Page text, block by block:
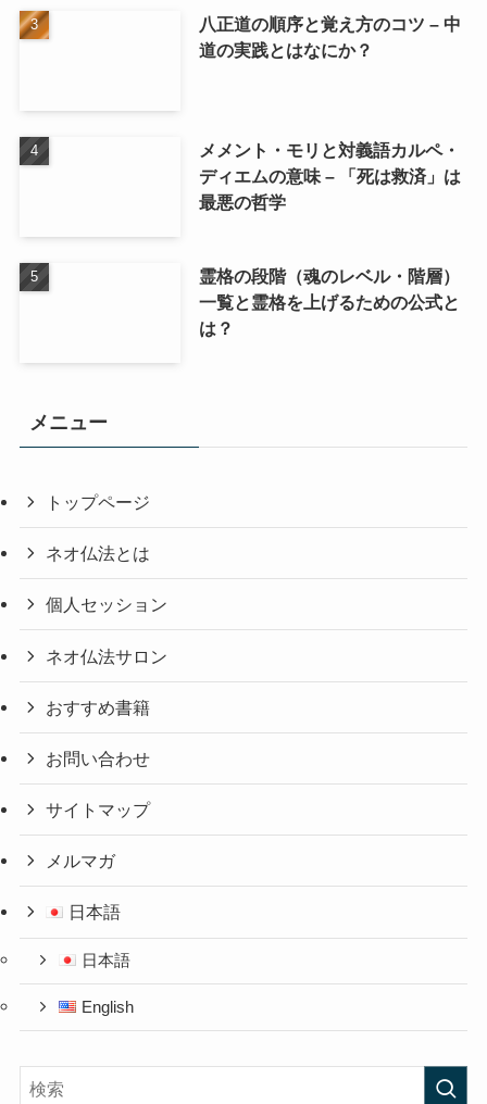
八正道の順序と覚え方のコツ – 中
道の実践とはなにか？
メメント・モリと対義語カルペ・
ディエムの意味 – 「死は救済」は
最悪の哲学
霊格の段階（魂のレベル・階層）
一覧と霊格を上げるための公式と
は？
メニュー
トップページ
ネオ仏法とは
個人セッション
ネオ仏法サロン
おすすめ書籍
お問い合わせ
サイトマップ
メルマガ
日本語
日本語
English